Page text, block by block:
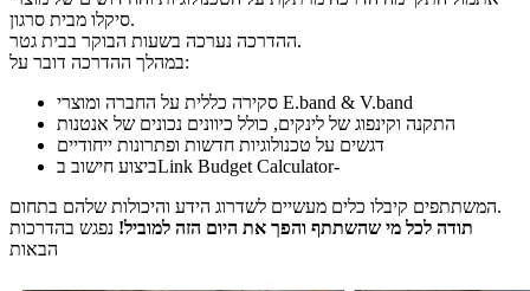
סיקלו מבית סרגון.
ההדרכה נערכה בשעות הבוקר בבית גטר.
במהלך ההדרכה דובר על:
סקירה כללית על החברה ומוצרי E.band & V.band
התקנה וקינפוג של לינקים, כולל כיוונים נכונים של אנטנות
דגשים על טכנולוגיות חדשות ופתרונות ייחודיים
ביצוע חישוב בLink Budget Calculator-
המשתתפים קיבלו כלים מעשיים לשדרוג הידע והיכולות שלהם בתחום.
תודה לכל מי שהשתתף והפך את היום הזה למוביל! נפגש בהדרכות